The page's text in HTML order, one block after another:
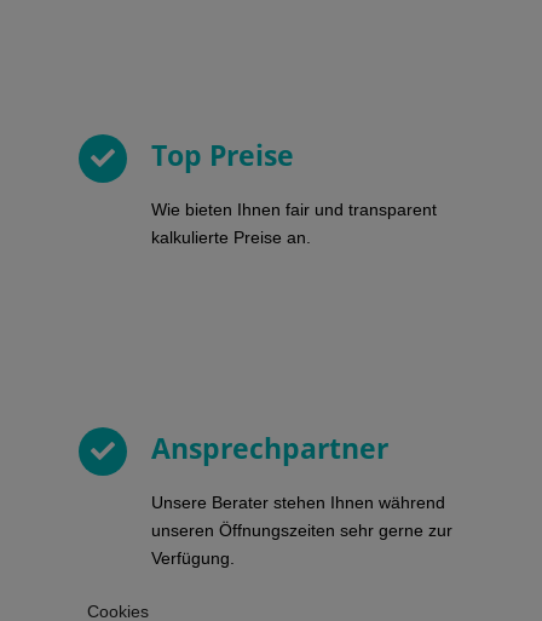
Top Preise
Wie bieten Ihnen fair und transparent
kalkulierte Preise an.
Ansprechpartner
Unsere Berater stehen Ihnen während
unseren Öffnungszeiten sehr gerne zur
Verfügung.
Cookies